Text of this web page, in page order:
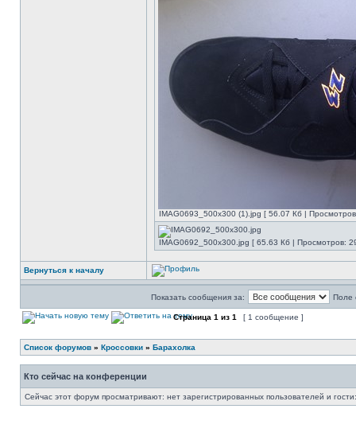
IMAG0693_500x300 (1).jpg [ 56.07 Кб |
IMAG0692_500x300.jpg [ 65.63 Кб | Просмотров:
Вернуться к началу
Показать сообщения за: Поле
Страница 1 из 1 [ 1 сообщение ]
Список форумов » Кроссовки » Барахолка
Кто сейчас на конференции
Сейчас этот форум просматривают: нет зарегистрированных пользователей и